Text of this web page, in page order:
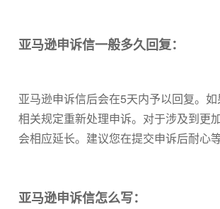
亚马逊申诉信一般多久回复：
亚马逊申诉信后会在5天内予以回复。
相关规定重新处理申诉。对于涉及到更
会相应延长。建议您在提交申诉后耐心
亚马逊申诉信怎么写：